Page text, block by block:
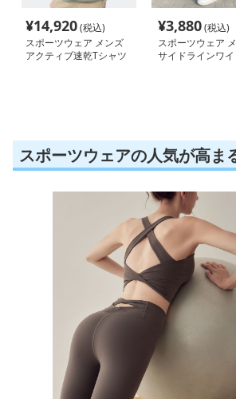
¥14,920(税込)
スポーツウェア メンズ
アクティブ速乾Tシャツ
¥3,880(税込)
スポーツウェア
サイドラインワ
スポーツウェアの人気が高ま